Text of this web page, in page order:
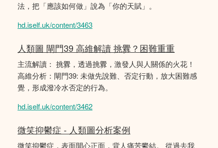
法，把「應該如何做」說為「你的天賦」。
hd.iself.uk/content/3463
人類圖 閘門39 高維解讀 挑釁？困難重重
主流解讀： 挑釁，透過挑釁，激發人與人關係的火花！
高維分析：閘門39: 未做先說難、否定行動，放大困難感
覺，形成潑冷水否定的行為。
hd.iself.uk/content/3462
微笑抑鬱症 - 人類圖分析案例
微笑抑鬱症，表面開心正面，背人痛苦鬰結。 從過去我